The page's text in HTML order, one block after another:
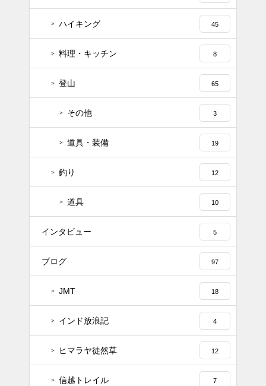
ハイキング 45
料理・キッチン 8
登山 65
その他 3
道具・装備 19
釣り 12
道具 10
インタビュー 5
ブログ 97
JMT 18
インド放浪記 4
ヒマラヤ徒然草 12
信越トレイル 7